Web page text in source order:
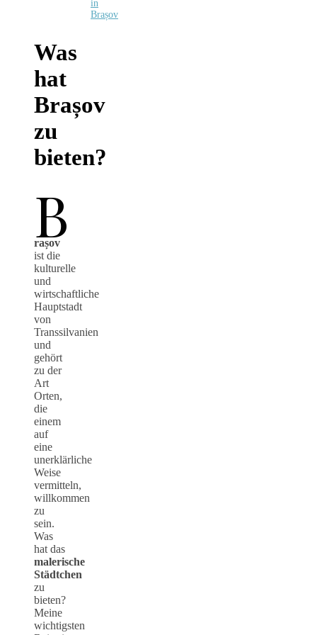
in
Brașov
Was
hat
Brașov
zu
bieten?
B
rașov
ist die
kulturelle
und
wirtschaftliche
Hauptstadt
von
Transsilvanien
und
gehört
zu der
Art
Orten,
die
einem
auf
eine
unerklärliche
Weise
vermitteln,
willkommen
zu
sein.
Was
hat das
malerische
Städtchen
zu
bieten?
Meine
wichtigsten